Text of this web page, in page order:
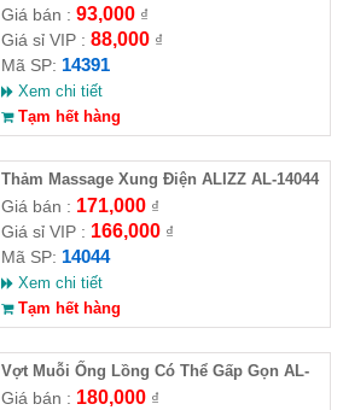
silicone ALIZZ AL-14391
Giá bán : 93,000₫
Giá sỉ VIP : 88,000₫
Mã SP: 14391
Xem chi tiết
Tạm hết hàng
Thảm Massage Xung Điện ALIZZ AL-14044
Trị Liệu Bàn Chân Thông Minh
Giá bán : 171,000₫
Giá sỉ VIP : 166,000₫
Mã SP: 14044
Xem chi tiết
Tạm hết hàng
Vợt Muỗi Ống Lồng Có Thể Gấp Gọn AL-
15096
Giá bán : 180,000₫